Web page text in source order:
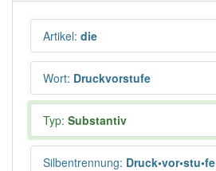
Artikel: die
Wort: Druckvorstufe
Typ: Substantiv
Silbentrennung: Druck•vor•stu•fe